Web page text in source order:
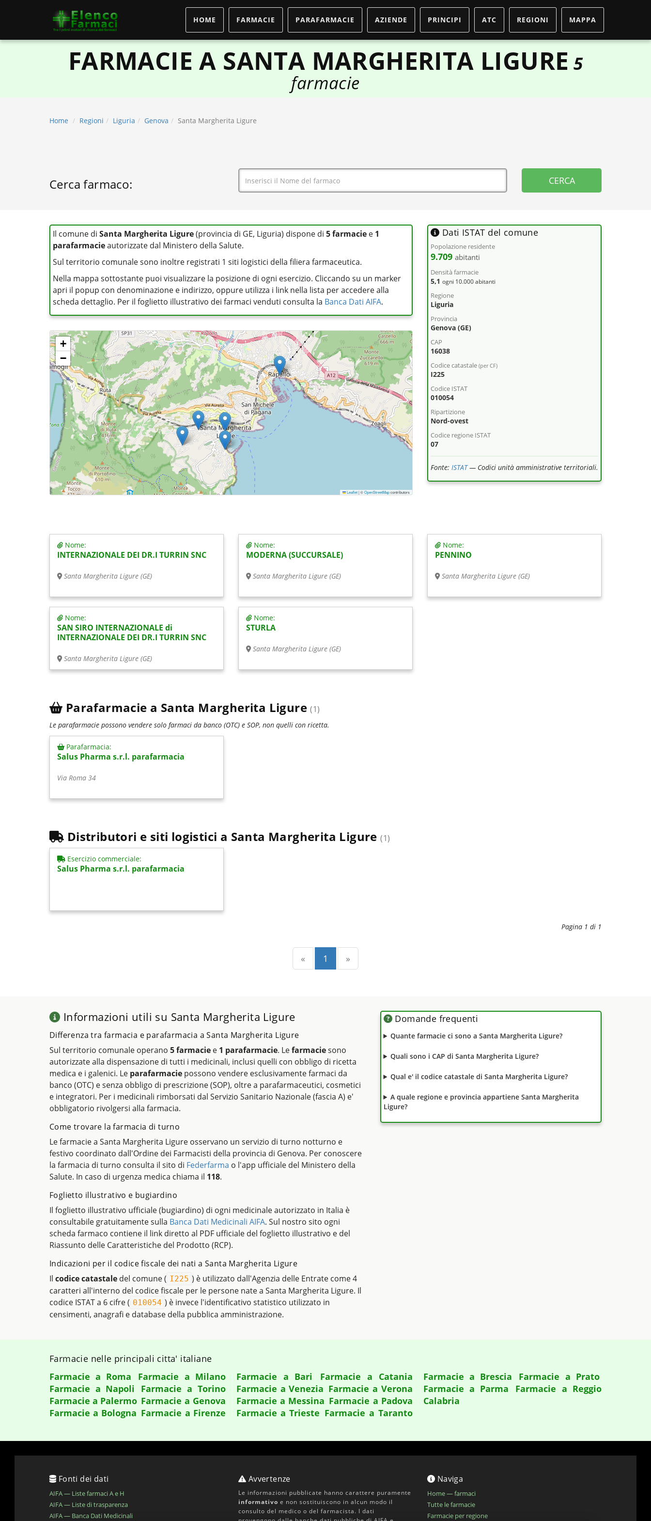
HOME FARMACIE PARAFARMACIE AZIENDE PRINCIPI ATC REGIONI MAPPA
FARMACIE A SANTA MARGHERITA LIGURE 5
farmacie
Home Regioni Liguria Genova Santa Margherita Ligure
Cerca farmaco:
Il comune di Santa Margherita Ligure(provincia di GE, Liguria) dispone di 5 farmacie e 1
parafarmacieautorizzate dal Ministero della Salute.
Sul territorio comunale sono inoltre registrati 1 siti logistici della filiera farmaceutica.
Nella mappa sottostante puoi visualizzare la posizione di ogni esercizio. Cliccando su un marker
apri il popup con denominazione e indirizzo, oppure utilizza i link nella lista per accedere alla
scheda dettaglio. Per il foglietto illustrativo dei farmaci venduti consulta la Banca Dati AIFA.
+
−
Leaflet|©OpenStreetMapcontributors
Dati ISTAT del comune
Popolazione residente
9.709 abitanti
Densità farmacie
5,1 ogni 10.000 abitanti
Regione
Liguria
Provincia
Genova (GE)
CAP
16038
Codice catastale (per CF)
I225
Codice ISTAT
010054
Ripartizione
Nord-ovest
Codice regione ISTAT
07
Fonte: ISTAT— Codici unità amministrative territoriali.
Nome:
INTERNAZIONALE DEI DR.I TURRIN SNC
Santa Margherita Ligure (GE)
Nome:
MODERNA (SUCCURSALE)
Santa Margherita Ligure (GE)
Nome:
PENNINO
Santa Margherita Ligure (GE)
Nome:
SAN SIRO INTERNAZIONALE di
INTERNAZIONALE DEI DR.I TURRIN SNC
Santa Margherita Ligure (GE)
Nome:
STURLA
Santa Margherita Ligure (GE)
Parafarmacie a Santa Margherita Ligure (1)
Le parafarmacie possono vendere solo farmaci da banco (OTC) e SOP, non quelli con ricetta.
Parafarmacia:
Salus Pharma s.r.l. parafarmacia
Via Roma 34
Distributori e siti logistici a Santa Margherita Ligure (1)
Esercizio commerciale:
Salus Pharma s.r.l. parafarmacia
Pagina 1 di 1
« Precedente
1 (current)
»
Informazioni utili su Santa Margherita Ligure
Differenza tra farmacia e parafarmacia a Santa Margherita Ligure
Sul territorio comunale operano 5 farmacie e 1 parafarmacie. Lefarmaciesono
autorizzate alla dispensazione di tutti i medicinali, inclusi quelli con obbligo di ricetta
medica e i galenici. Le parafarmacie possono vendere esclusivamente farmaci da
banco (OTC) e senza obbligo di prescrizione (SOP), oltre a parafarmaceutici, cosmetici
e integratori. Per i medicinali rimborsati dal Servizio Sanitario Nazionale (fascia A) e'
obbligatorio rivolgersi alla farmacia.
Come trovare la farmacia di turno
Le farmacie a Santa Margherita Ligure osservano un servizio di turno notturno e
festivo coordinato dall'Ordine dei Farmacisti della provincia di Genova. Per conoscere
la farmacia di turno consulta il sito di Federfarma o l'app ufficiale del Ministero della
Salute. In caso di urgenza medica chiama il 118.
Foglietto illustrativo e bugiardino
Il foglietto illustrativo ufficiale (bugiardino) di ogni medicinale autorizzato in Italia è
consultabile gratuitamente sulla Banca Dati Medicinali AIFA. Sul nostro sito ogni
scheda farmaco contiene il link diretto al PDF ufficiale del foglietto illustrativo e del
Riassunto delle Caratteristiche del Prodotto (RCP).
Indicazioni per il codice fiscale dei nati a Santa Margherita Ligure
Il codice catastale del comune ( I225 ) è utilizzato dall'Agenzia delle Entrate come 4
caratteri all'interno del codice fiscale per le persone nate a Santa Margherita Ligure. Il
codice ISTAT a 6 cifre ( 010054 ) è invece l'identificativo statistico utilizzato in
censimenti, anagrafi e database della pubblica amministrazione.
Domande frequenti
Quante farmacie ci sono a Santa Margherita Ligure?
Quali sono i CAP di Santa Margherita Ligure?
Qual e' il codice catastale di Santa Margherita Ligure?
A quale regione e provincia appartiene Santa Margherita
Ligure?
Farmacie nelle principali citta' italiane
Farmacie a Roma
Farmacie a Milano
Farmacie a Napoli
Farmacie a Torino
Farmacie a Palermo Farmacie a Genova
Farmacie a Bologna Farmacie a Firenze
Farmacie a Bari
Farmacie a Catania
Farmacie a Venezia Farmacie a Verona
Farmacie a Messina Farmacie a Padova
Farmacie a Trieste Farmacie a Taranto
Farmacie a Brescia
Farmacie a Prato
Farmacie a Parma
Farmacie a Reggio
Calabria
Fonti dei dati
AIFA — Liste farmaci A e H
AIFA — Liste di trasparenza
AIFA — Banca Dati Medicinali
Avvertenze
Le informazioni pubblicate hanno carattere puramente
informativo e non sostituiscono in alcun modo il
consulto del medico o del farmacista. I dati
Naviga
Home — farmaci
Tutte le farmacie
Farmacie per regione